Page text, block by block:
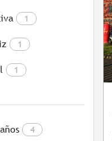
1
1
1
4